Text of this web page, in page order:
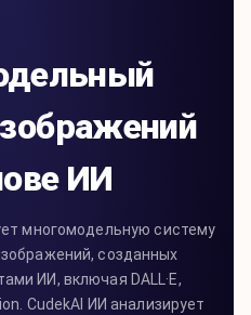
ИИ
многомодельную систему
созданных
ИИ, включая DALL·E,
CudekAI ИИ анализирует